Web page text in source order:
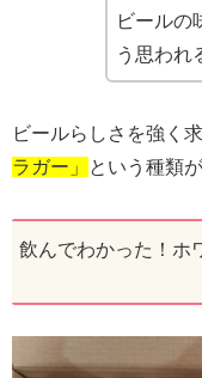
ビールの
う思われ
ビールらしさを強く
ラガー」
という種類
飲んでわかった！ホ